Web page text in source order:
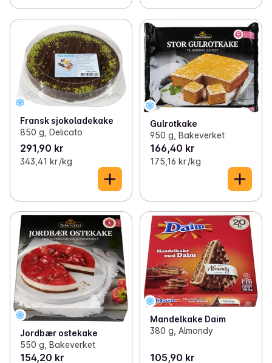
Fransk sjokoladekake
850 g, Delicato
291,90 kr
343,41 kr /kg
Gulrotkake
950 g, Bakeverket
166,40 kr
175,16 kr /kg
Jordbær ostekake
550 g, Bakeverket
154,20 kr
Mandelkake Daim
380 g, Almondy
105,90 kr